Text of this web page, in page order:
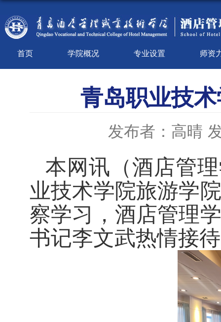
首页 学院概况 专业设置 师资
青岛职业技
发布者：高晴
本网讯 （酒店管
业技术学院旅游学
察学习， 酒店管理
书记李文武热情接